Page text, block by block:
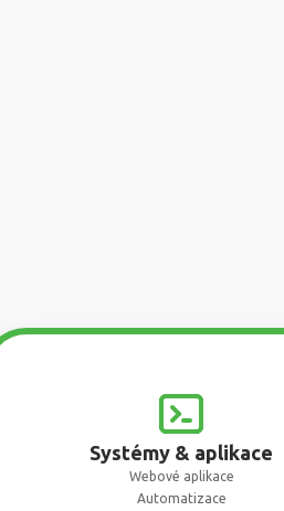
Systémy & aplikace
Webové aplikace
Automatizace